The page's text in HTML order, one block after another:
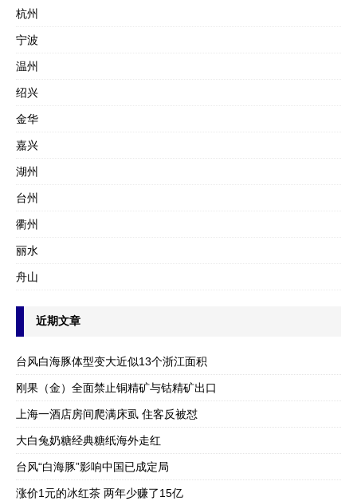
杭州
宁波
温州
绍兴
金华
嘉兴
湖州
台州
衢州
丽水
舟山
近期文章
台风白海豚体型变大近似13个浙江面积
刚果（金）全面禁止铜精矿与钴精矿出口
上海一酒店房间爬满床虱 住客反被怼
大白兔奶糖经典糖纸海外走红
台风“白海豚”影响中国已成定局
涨价1元的冰红茶 两年少赚了15亿